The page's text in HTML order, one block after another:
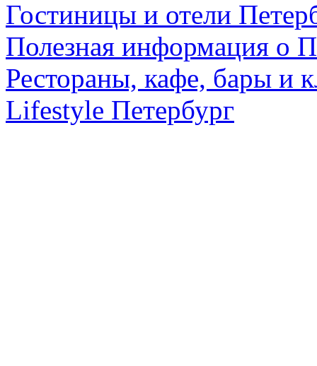
Гостиницы и отели
Полезная информация о
Рестораны, кафе, бары и
Lifestyle Петербург